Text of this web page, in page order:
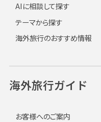
AIに相談して探す
テーマから探す
海外旅行のおすすめ情報
海外旅行ガイド
お客様へのご案内